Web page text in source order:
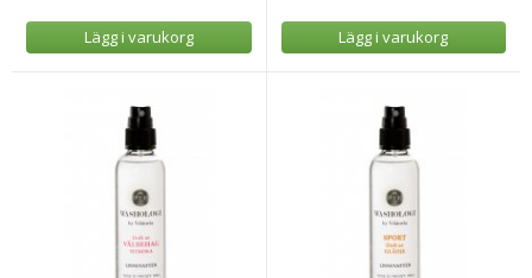
Lägg i varukorg Lägg i varukorg